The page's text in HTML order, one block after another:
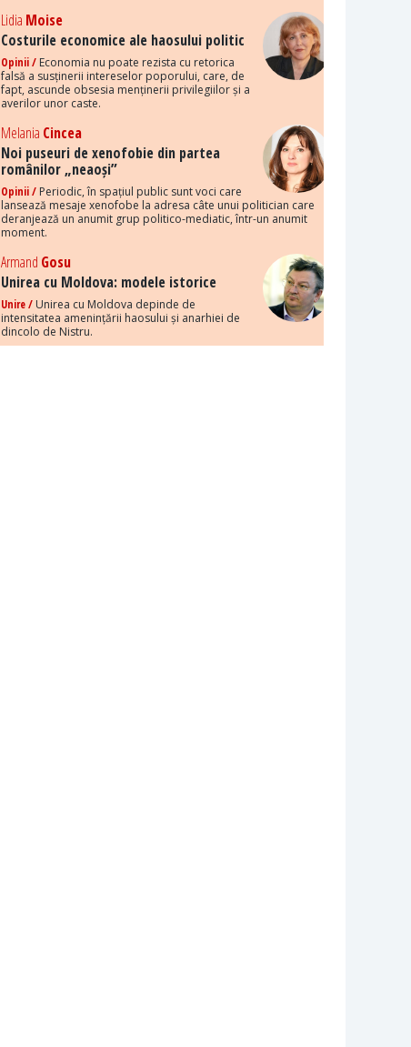
Lidia Moise
Costurile economice ale haosului politic
Opinii / Economia nu poate rezista cu retorica
falsă a susținerii intereselor poporului, care, de
fapt, ascunde obsesia menținerii privilegiilor și a
averilor unor caste.
Melania Cincea
Noi puseuri de xenofobie din partea
românilor „neaoși”
Opinii / Periodic, în spațiul public sunt voci care
lansează mesaje xenofobe la adresa câte unui politician care
deranjează un anumit grup politico-mediatic, într-un anumit
moment.
Armand Gosu
Unirea cu Moldova: modele istorice
Unire / Unirea cu Moldova depinde de
intensitatea amenințării haosului și anarhiei de
dincolo de Nistru.